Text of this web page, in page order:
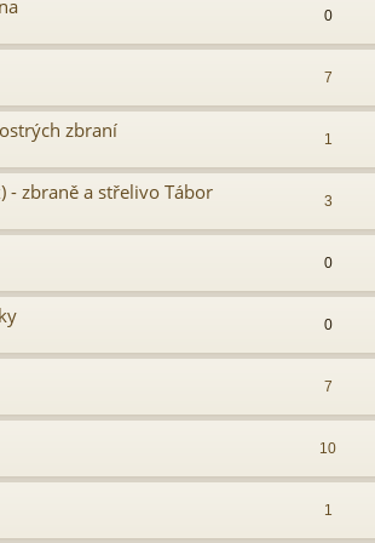
0
7
zbraní 1
- zbraně a střelivo Tábor 3
0
0
7
10
1